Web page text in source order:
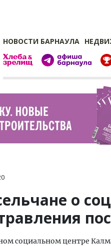
НОВОСТИ БАРНАУЛА
о
социальном центре